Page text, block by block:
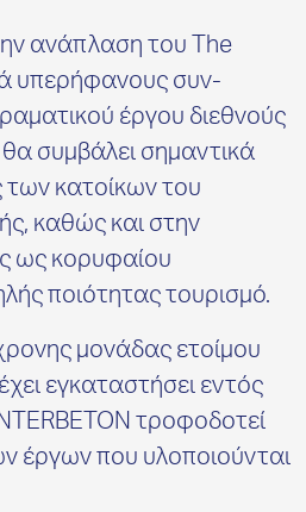
ανάπλαση του The
υπερήφανους συν-
έργου διεθνούς
συμβάλει σημαντικά
των κατοίκων του
καθώς και στην
ως κορυφαίου
ποιότητας τουρισμό.
μονάδας ετοίμου
εγκαταστήσει εντός
τροφοδοτεί
έργων που υλοποιούνται